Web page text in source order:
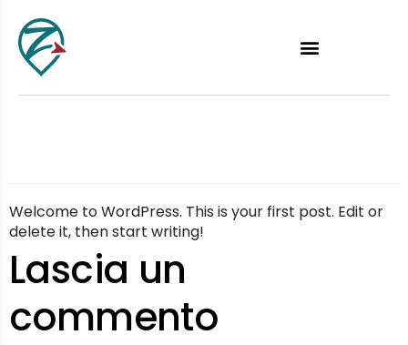
Welcome to WordPress. This is your first post. Edit or
delete it, then start writing!
Lascia un
commento